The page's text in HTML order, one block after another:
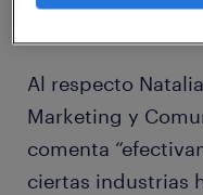
Al respecto
Marketing y
comenta
ciertas industrias